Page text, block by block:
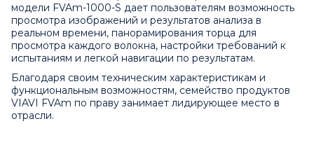
модели FVAm-1000-S дает пользователям возможность
просмотра изображений и результатов анализа в
реальном времени, панорамирования торца для
просмотра каждого волокна, настройки требований к
испытаниям и легкой навигации по результатам.
Благодаря своим техническим характеристикам и
функциональным возможностям, семейство продуктов
VIAVI FVAm по праву занимает лидирующее место в
отрасли.